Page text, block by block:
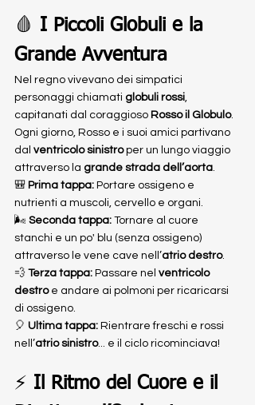
🩸 I Piccoli Globuli e la
Grande Avventura
Nel regno vivevano dei simpatici
personaggi chiamati globuli rossi,
capitanati dal coraggioso Rosso il Globulo.
Ogni giorno, Rosso e i suoi amici partivano
dal ventricolo sinistro per un lungo viaggio
attraverso la grande strada dell’aorta.
🎒 Prima tappa: Portare ossigeno e
nutrienti a muscoli, cervello e organi.
🌬️ Seconda tappa: Tornare al cuore
stanchi e un po' blu (senza ossigeno)
attraverso le vene cave nell’atrio destro.
💨 Terza tappa: Passare nel ventricolo
destro e andare ai polmoni per ricaricarsi
di ossigeno.
🎈 Ultima tappa: Rientrare freschi e rossi
nell’atrio sinistro... e il ciclo ricominciava!
⚡ Il Ritmo del Cuore e il